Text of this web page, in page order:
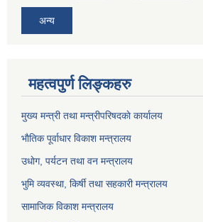
अन्य
महत्वपुर्ण लिङ्कहरु
मुख्य मन्त्री तथा मन्त्रीपरिषदकाे कार्यालय
भाैतिक पूर्वाधार विकाश मन्त्रालय
उधाेग, पर्यटन तथा वन मन्त्रालय
भुमि व्यवस्था, किर्षी तथा सहकारी मन्त्रालय
सामाजिक विकाश मन्त्रालय